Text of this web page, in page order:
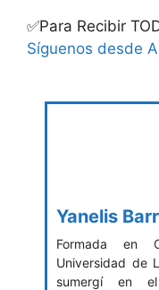
✅Para Recibir
Síguenos desde
Yanelis
Formada en
Universidad de
sumergí en